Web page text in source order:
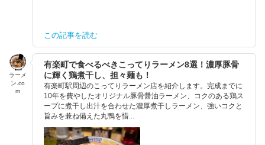
この記事を読む
ラーメ
ン.co
m
有楽町で食べるべきこってりラーメン8選！濃厚豚骨
に輝く鶏煮干し、担々麺も！
有楽町駅周辺のこってりラーメン店を紹介します。完成までに
10年を費やしたオリジナル豚骨醤油ラーメン、コクのある鶏ス
ープに煮干し出汁を合わせた濃厚煮干しラーメン、強いコクと
旨みを兼ね備えた丸鴨を惜...